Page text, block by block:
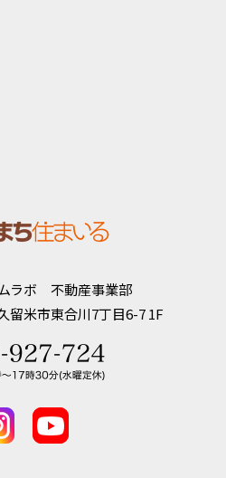
ラボ 不動産事業部
留米市東合川7丁目6-7 1F